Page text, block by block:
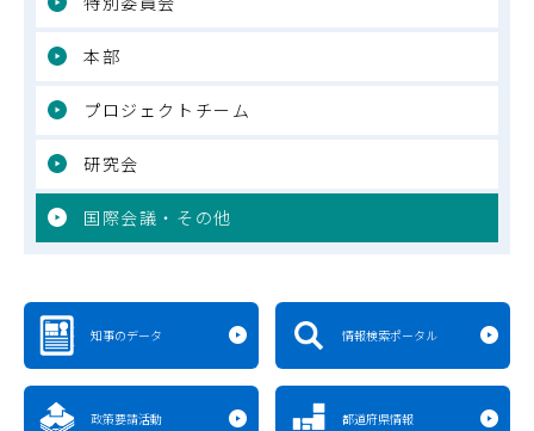
本部
プロジェクトチーム
研究会
国際会議・その他
知事のデータ 情報検索ポータル
政策要請活動 都道府県情報